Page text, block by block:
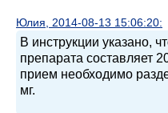
Юлия, 2014-08-13 15:06:20:
В инструкции указано,
препарата составляет
прием необходимо
мг.